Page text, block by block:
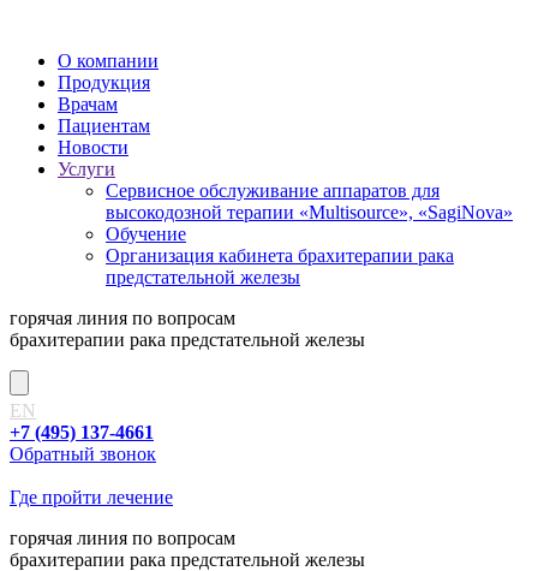
О компании
Продукция
Врачам
Пациентам
Новости
Услуги
Сервисное обслуживание аппаратов для
высокодозной терапии «Multisource», «SagiNova»
Обучение
Организация кабинета брахитерапии рака
предстательной железы
горячая линия по вопросам
брахитерапии рака предстательной железы
EN
+7 (495) 137-4661
Обратный звонок
Где пройти лечение
горячая линия по вопросам
брахитерапии рака предстательной железы